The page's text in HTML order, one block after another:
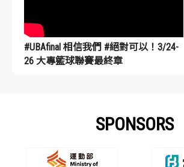
#UBAfinal 相信我們 #絕對可以！3/24-
26 大專籃球聯賽最終章
SPONSORS